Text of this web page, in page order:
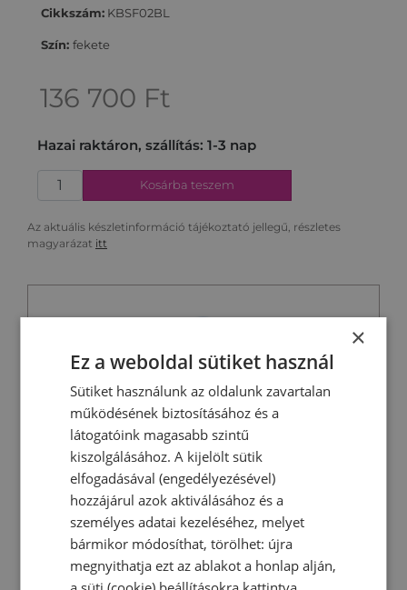
Cikkszám: KBSF02BL
Szín: fekete
136 700 Ft
Hazai raktáron, szállítás: 1-3 nap
Kosárba teszem
Az aktuális készletinformáció tájékoztató jellegű, részletes
magyarázat itt
Bézs Fekete Világoskék
Műszaki adatok és főbb
jellemzők
festett acél test
×
Ez a weboldal sütiket használ
Sütiket használunk az oldalunk zavartalan
működésének biztosításához és a
látogatóink magasabb szintű
kiszolgálásához. A kijelölt sütik
elfogadásával (engedélyezésével)
hozzájárul azok aktiválásához és a
személyes adatai kezeléséhez, melyet
bármikor módosíthat, törölhet: újra
megnyithatja ezt az ablakot a honlap alján,